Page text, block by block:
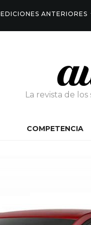
EDICIONES ANTERIORES
La revista de
COMPETENCIA